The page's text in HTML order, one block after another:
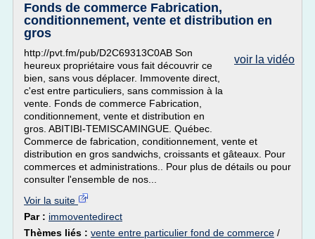
Fonds de commerce Fabrication,
conditionnement, vente et distribution en
gros
voir la vidéo
http://pvt.fm/pub/D2C69313C0AB Son
heureux propriétaire vous fait découvrir ce
bien, sans vous déplacer. Immovente direct,
c'est entre particuliers, sans commission à la
vente. Fonds de commerce Fabrication,
conditionnement, vente et distribution en
gros. ABITIBI-TEMISCAMINGUE. Québec.
Commerce de fabrication, conditionnement, vente et
distribution en gros sandwichs, croissants et gâteaux. Pour
commerces et administrations.. Pour plus de détails ou pour
consulter l'ensemble de nos...
Voir la suite
Par : immoventedirect
Thèmes liés : vente entre particulier fond de commerce /